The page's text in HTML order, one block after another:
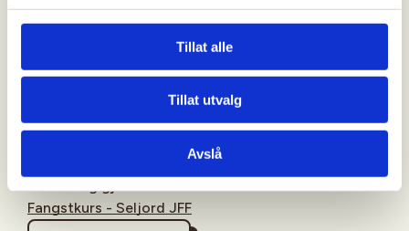
Tillat alle
Tillat utvalg
Avslå
erfaring med alle deler av fangstprosessen.
Dato for kurskveldene kommer.
Meld deg på her, eller send en SMS/mail om dette er
noe for deg. NB! Kurset blir ikke gjennomført om
det er færre enn 4 påmeldte
Fangstkurs - Seljord JFF